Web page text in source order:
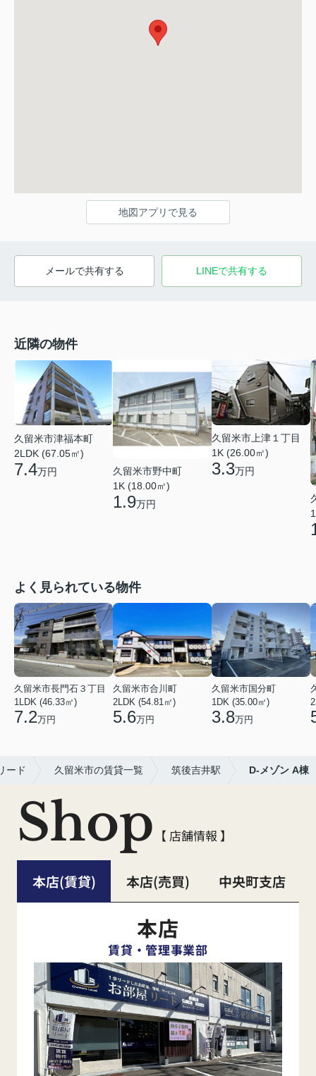
地図アプリで見る
メールで共有する LINEで共有する
近隣の物件
久留米市津福本町
2LDK (67.05㎡)
7.4万円
久留米市野中町
1K (18.00㎡)
1.9万円
久留米市上津１丁目
1K (26.00㎡)
3.3万円
よく見られている物件
久留米市長門石３丁目
1LDK (46.33㎡)
7.2万円
久留米市合川町
2LDK (54.81㎡)
5.6万円
久留米市国分町
1DK (35.00㎡)
3.8万円
ード 久留米市の賃貸一覧 筑後吉井駅 D-メゾン A棟
Shop 【 店舗情報 】
本店(賃貸) 本店(売買) 中央町支店
本店
賃貸・管理事業部